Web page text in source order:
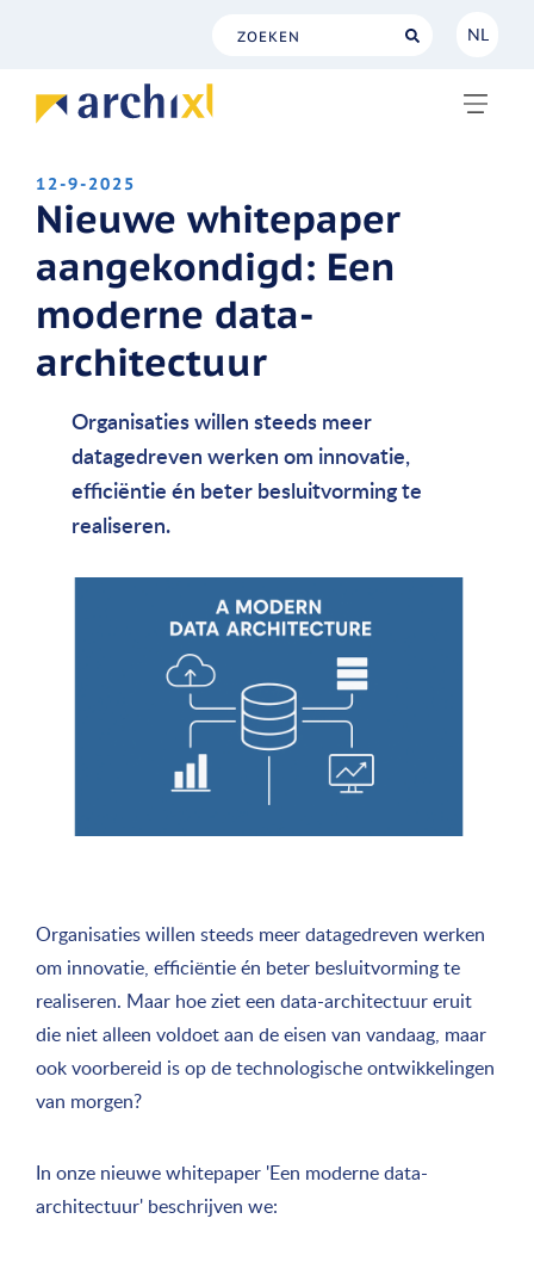
NL
12-9-2025
Nieuwe whitepaper
aangekondigd: Een
moderne data-
architectuur
Organisaties willen steeds meer
datagedreven werken om innovatie,
efficiëntie én beter besluitvorming te
realiseren.
Organisaties willen steeds meer datagedreven werken
om innovatie, efficiëntie én beter besluitvorming te
realiseren. Maar hoe ziet een data-architectuur eruit
die niet alleen voldoet aan de eisen van vandaag, maar
ook voorbereid is op de technologische ontwikkelingen
van morgen?
In onze nieuwe whitepaper 'Een moderne data-
architectuur' beschrijven we: